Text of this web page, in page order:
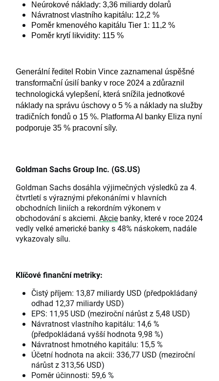
Neúrokové náklady: 3,36 miliardy dolarů
Návratnost vlastního kapitálu: 12,2 %
Poměr kmenového kapitálu Tier 1: 11,2 %
Poměr krytí likvidity: 115 %
Generální ředitel Robin Vince zaznamenal úspěšné
transformační úsilí banky v roce 2024 a zdůraznil
technologická vylepšení, která snížila jednotkové
náklady na správu úschovy o 5 % a náklady na služby
tradičních fondů o 15 %. Platforma AI banky Eliza nyní
podporuje 35 % pracovní síly.
Goldman Sachs Group Inc. (GS.US)
Goldman Sachs dosáhla výjimečných výsledků za 4.
čtvrtletí s výraznými překonáními v hlavních
obchodních liniích a rekordním výkonem v
obchodování s akciemi. Akcie banky, které v roce 2024
vedly velké americké banky s 48% náskokem, nadále
vykazovaly sílu.
Klíčové finanční metriky:
Čistý příjem: 13,87 miliardy USD (předpokládaný
odhad 12,37 miliardy USD)
EPS: 11,95 USD (meziroční nárůst z 5,48 USD)
Návratnost vlastního kapitálu: 14,6 %
(předpokládaná vyšší hodnota 9,98 %)
Návratnost hmotného kapitálu: 15,5 %
Účetní hodnota na akcii: 336,77 USD (meziroční
nárůst z 313,56 USD)
Poměr účinnosti: 59,6 %